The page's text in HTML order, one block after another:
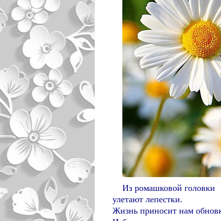
Из ромашковой головки
улетают лепестки.
Жизнь приносит нам